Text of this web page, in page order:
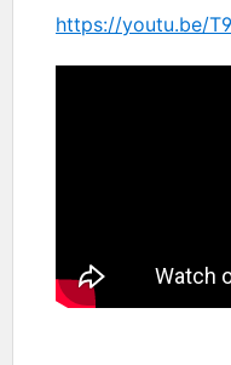
https://youtu.be/